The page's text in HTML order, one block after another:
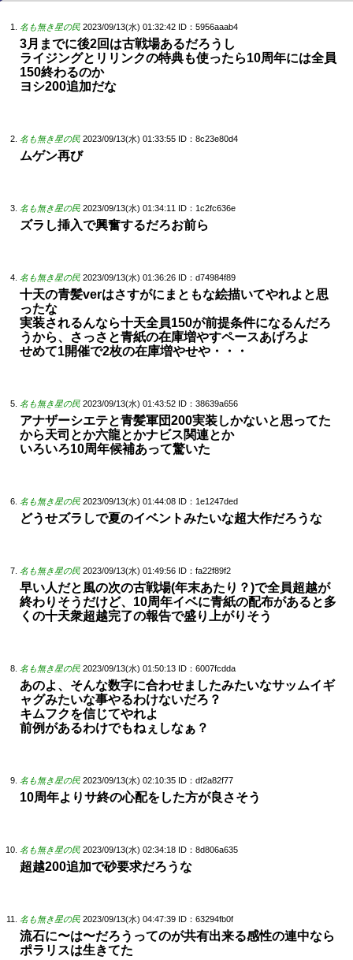
名も無き星の民 2023/09/13(水) 01:32:42 ID：5956aaab4
3月までに後2回は古戦場あるだろうし
ライジングとリリンクの特典も使ったら10周年には全員
150終わるのか
ヨシ200追加だな
名も無き星の民 2023/09/13(水) 01:33:55 ID：8c23e80d4
ムゲン再び
名も無き星の民 2023/09/13(水) 01:34:11 ID：1c2fc636e
ズラし挿入で興奮するだろお前ら
名も無き星の民 2023/09/13(水) 01:36:26 ID：d74984f89
十天の青髪verはさすがにまともな絵描いてやれよと思
ったな
実装されるんなら十天全員150が前提条件になるんだろ
うから、さっさと青紙の在庫増やすペースあげろよ
せめて1開催で2枚の在庫増やせや・・・
名も無き星の民 2023/09/13(水) 01:43:52 ID：38639a656
アナザーシエテと青髪軍団200実装しかないと思ってた
から天司とか六龍とかナビス関連とか
いろいろ10周年候補あって驚いた
名も無き星の民 2023/09/13(水) 01:44:08 ID：1e1247ded
どうせズラしで夏のイベントみたいな超大作だろうな
名も無き星の民 2023/09/13(水) 01:49:56 ID：fa22f89f2
早い人だと風の次の古戦場(年末あたり？)で全員超越が
終わりそうだけど、10周年イベに青紙の配布があると多
くの十天衆超越完了の報告で盛り上がりそう
名も無き星の民 2023/09/13(水) 01:50:13 ID：6007fcdda
あのよ、そんな数字に合わせましたみたいなサッムイギ
ャグみたいな事やるわけないだろ？
キムフクを信じてやれよ
前例があるわけでもねぇしなぁ？
名も無き星の民 2023/09/13(水) 02:10:35 ID：df2a82f77
10周年よりサ終の心配をした方が良さそう
名も無き星の民 2023/09/13(水) 02:34:18 ID：8d806a635
超越200追加で砂要求だろうな
名も無き星の民 2023/09/13(水) 04:47:39 ID：63294fb0f
流石に〜は〜だろうってのが共有出来る感性の連中なら
ポラリスは生きてた